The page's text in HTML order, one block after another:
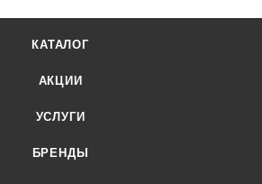
КАТАЛОГ
АКЦИИ
УСЛУГИ
БРЕНДЫ